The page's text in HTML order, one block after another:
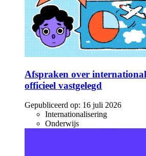
Afspraken over
officieel vastgelegd
Gepubliceerd op: 16 juli 2026
Internationalisering
Onderwijs